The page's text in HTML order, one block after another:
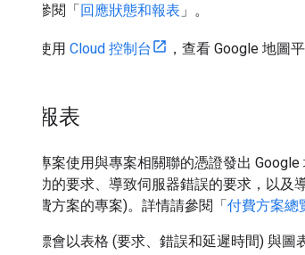
中，請參閱「回應狀態和報表 」。
您可以使用 Cloud 控制台 ，查看 Google 地圖
用量報表
當您的專案使用與專案相關聯的憑證發出
包含成功的要求、導致伺服器錯誤的要求，以
遷移付費方案的專案)。詳情請參閱「付費方案總
用量指標會以表格 (要求、錯誤和延遲時間) 與